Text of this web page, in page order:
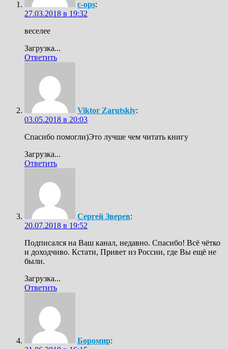
c-ops:
27.03.2018 в 19:32
веселее
Загрузка...
Ответить
Viktor Zarutskiy:
03.05.2018 в 20:03
Спасибо помогли)Это лучше чем читать книгу
Загрузка...
Ответить
Сергей Зверев:
20.07.2018 в 19:52
Подписался на Ваш канал, недавно. Спасибо! Всё чётко
и доходчиво. Кстати, Привет из России, где Вы ещё не
были.
Загрузка...
Ответить
Боромир: